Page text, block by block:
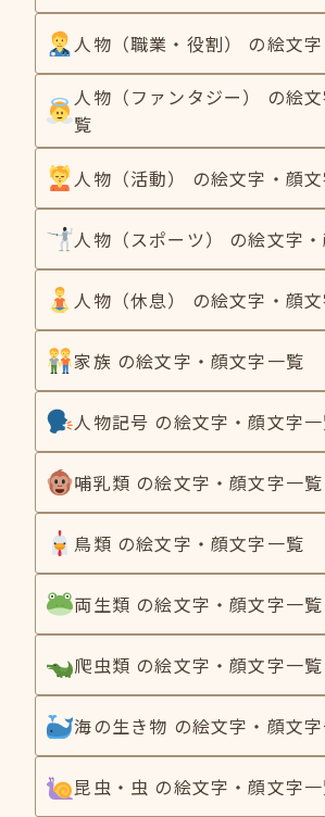
人物（職業・役割） の絵文
人物（ファンタジー） の絵
覧
人物（活動） の絵文字・顔
人物（スポーツ） の絵文字
人物（休息） の絵文字・顔
家族 の絵文字・顔文字一覧
人物記号 の絵文字・顔文字
哺乳類 の絵文字・顔文字一覧
鳥類 の絵文字・顔文字一覧
両生類 の絵文字・顔文字一覧
爬虫類 の絵文字・顔文字一覧
海の生き物 の絵文字・顔文
昆虫・虫 の絵文字・顔文字